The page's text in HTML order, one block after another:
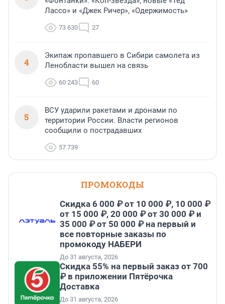
Лассо» и «Джек Ричер», «Одержимость»
73 630 27
4
Экипаж пропавшего в Сибири самолета из
Ленобласти вышел на связь
60 243 60
5
ВСУ ударили ракетами и дронами по
территории России. Власти регионов
сообщили о пострадавших
57 739
ПРОМОКОДЫ
Скидка 6 000 ₽ от 10 000 ₽, 10 000 ₽
от 15 000 ₽, 20 000 ₽ от 30 000 ₽ и
35 000 ₽ от 50 000 ₽ на первый и
все повторные заказы по
промокоду НАБЕРИ
До 31 августа, 2026
Скидка 55% на первый заказ от 700
₽ в приложении Пятёрочка
Доставка
До 31 августа, 2026